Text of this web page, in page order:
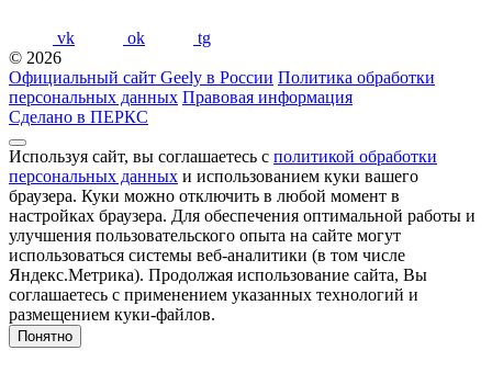
vk ok
tg
© 2026
Официальный сайт Geely в России Политика обработки
персональных данных Правовая информация
Сделано в ПЕРКС
Используя сайт, вы соглашаетесь с политикой обработки
персональных данных и использованием куки вашего
браузера. Куки можно отключить в любой момент в
настройках браузера. Для обеспечения оптимальной работы и
улучшения пользовательского опыта на сайте могут
использоваться системы веб-аналитики (в том числе
Яндекс.Метрика). Продолжая использование сайта, Вы
соглашаетесь с применением указанных технологий и
размещением куки-файлов.
Понятно